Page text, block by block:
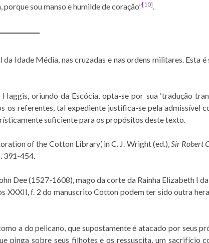
sou manso e humilde de coração”[10].
Idade Média, nas cruzadas e nas ordens militares. Esta
oriundo da Escócia, opta-se por sua ‘tradução
os referentes, tal expediente justifica-se pela admissível
suficiente para os propósitos deste texto.
of the Cotton Library’, in C. J. Wright (ed.),Sir Robert
391-454.
Dee (1527-1608), mago da corte da Rainha Elizabeth I
XXXII, f. 2 do manuscrito Cotton podem ter sido outra
a do pelicano, que supostamente é atacado por seus
pinga sobre seus filhotes e os ressuscita, um sacrifício